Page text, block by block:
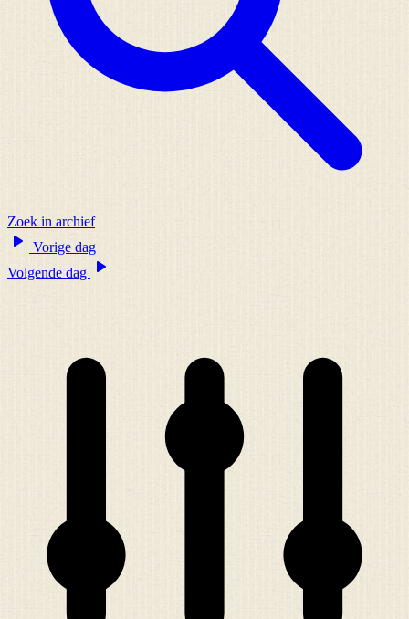
Zoek in archief
Vorige dag
Volgende dag